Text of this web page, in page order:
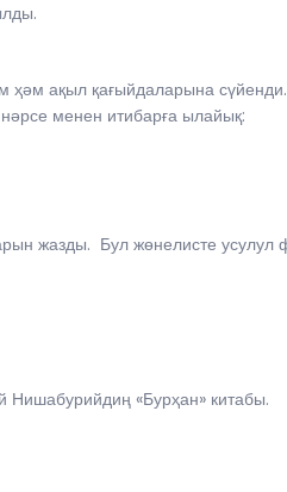
ҳәм ақыл қағыйдаларына
менен итибарға ылайық:
жазды. Бул жөнелисте усулул
«Бурҳан» китабы.